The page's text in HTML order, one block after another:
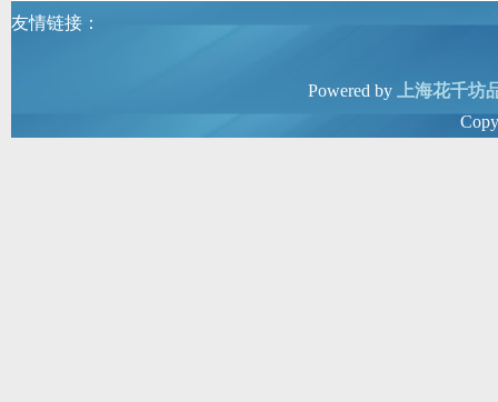
友情链接：
Powered by
上海花千坊